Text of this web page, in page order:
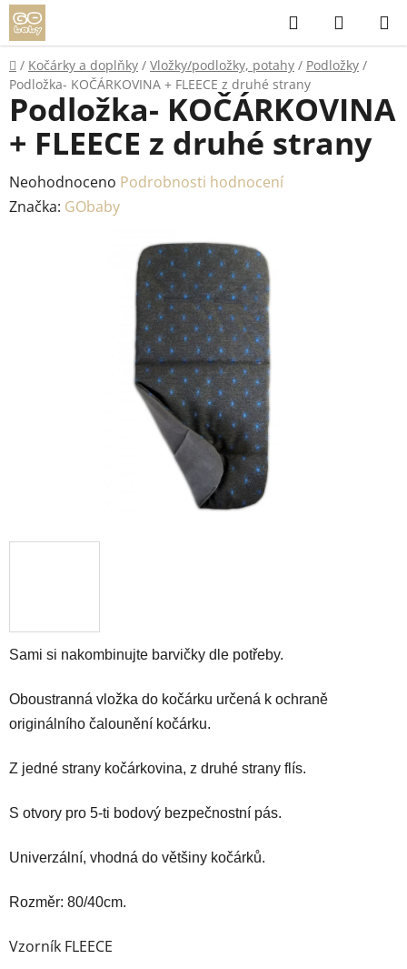
Přejít
na
obsah
Hledat
KOŠÍK
Domů
/ Kočárky a doplňky / Vložky/podložky, potahy / Podložky /
Podložka- KOČÁRKOVINA + FLEECE z druhé strany
Sami si nakombinujte barvičky dle potřeby.
Oboustranná vložka do kočárku určená k ochraně
originálního čalounění kočárku.
Z jedné strany kočárkovina, z druhé strany flís.
S otvory pro 5-ti bodový bezpečnostní pás.
Univerzální, vhodná do většiny kočárků.
Rozměr: 80/40cm.
Vzorník FLEECE
Podložka- KOČÁRKOVINA
+ FLEECE z druhé strany
Průměrné
hodnocení
Neohodnoceno Podrobnosti hodnocení
Značka: GObaby